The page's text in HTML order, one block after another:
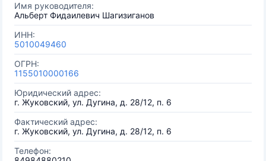
Имя руководителя:
Альберт Фидаилевич Шагизиганов
ИНН:
5010049460
ОГРН:
1155010000166
Юридический адрес:
г. Жуковский, ул. Дугина, д. 28/12, п. 6
Фактический адрес:
г. Жуковский, ул. Дугина, д. 28/12, п. 6
Телефон: